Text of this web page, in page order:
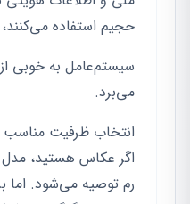
حجیم استفاده
سیستم‌عامل به خوبی
می‌برد.
انتخاب ظرفیت مناسب
رم توصیه می‌شود. اما